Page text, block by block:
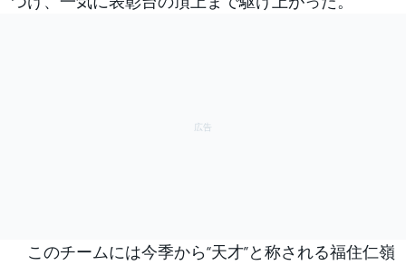
このチームには今季から“天才”と称される福住仁嶺